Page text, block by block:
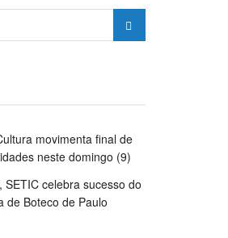
movimenta final de
neste domingo (9)
celebra sucesso do
de Boteco de Paulo